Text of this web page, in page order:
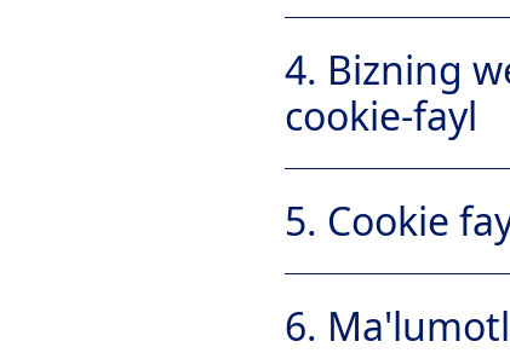
io-rom-
2.2 Kerakli cookie-fayllar
3.1
4. Bizning
cookie-fayl
4.1
5. Cookie
5.1
6.